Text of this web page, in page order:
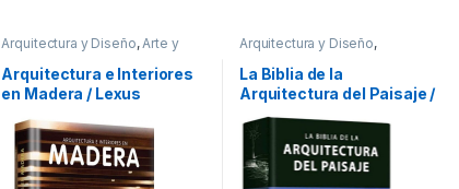
Arquitectura y Diseño,Arte y
Afines
Diseño
Profesionales y tecnicos
Arquitectura e Interiores
en Madera / Lexus
Arquitectura y Diseño,
Arquitectura y Urbanismo
Afines,Decoración
y Muebles ,Diseño
Interes
General,Ofertas ,Profesionales
La Biblia de la
Arquitectura del Paisaje /
Francesc Zamora Mola –
Julio Fajardo / Lexus